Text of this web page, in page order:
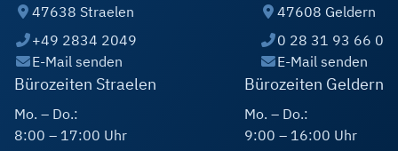
47638 Straelen
+49 2834 2049
E-Mail senden
47608 Geldern
0 28 31 93 66 0
E-Mail senden
Bürozeiten Straelen
Mo. – Do.:
8:00 – 17:00 Uhr
Bürozeiten Geldern
Mo. – Do.:
9:00 – 16:00 Uhr